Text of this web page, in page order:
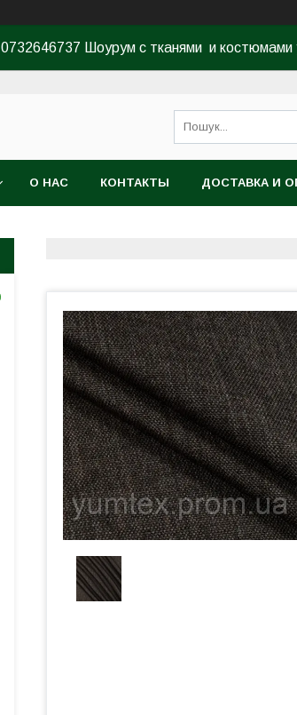
0732646737 Шоурум с тканями и
О НАС КОНТАКТЫ ДОСТАВКА И